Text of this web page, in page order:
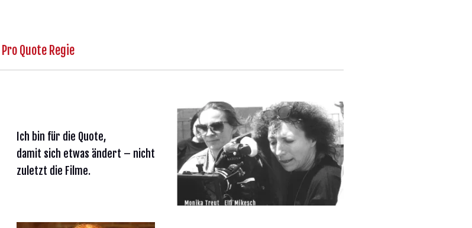
Pro Quote Regie
Ich bin für die Quote,
damit sich etwas ändert – nicht
zuletzt die Filme.